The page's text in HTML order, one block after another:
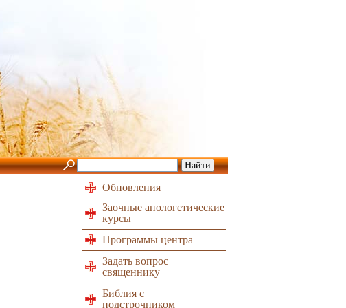
Обновления
Заочные апологетические
курсы
Программы центра
Задать вопрос
священнику
Библия с
подстрочником